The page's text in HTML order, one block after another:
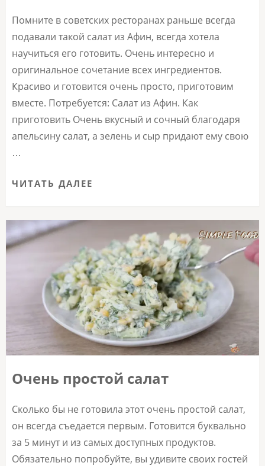
Помните в советских ресторанах раньше всегда
подавали такой салат из Афин, всегда хотела
научиться его готовить. Очень интересно и
оригинальное сочетание всех ингредиентов.
Красиво и готовится очень просто, приготовим
вместе. Потребуется: Салат из Афин. Как
приготовить Очень вкусный и сочный благодаря
апельсину салат, а зелень и сыр придают ему свою
…
ЧИТАТЬ ДАЛЕЕ
Очень простой салат
Сколько бы не готовила этот очень простой салат,
он всегда съедается первым. Готовится буквально
за 5 минут и из самых доступных продуктов.
Обязательно попробуйте, вы удивите своих гостей